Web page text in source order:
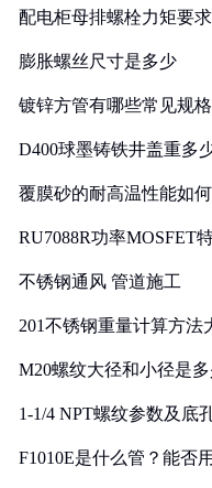
配电柜母排螺栓力矩要
膨胀螺丝尺寸是多少
镀锌方管有哪些常见规
D400球墨铸铁井盖重多
覆膜砂的耐高温性能如何
RU7088R功率MOSFET
不锈钢通风 管道施工
201不锈钢重量计算方法
M20螺纹大径和小径是
1-1/4 NPT螺纹参数及底
F1010E是什么管？能否